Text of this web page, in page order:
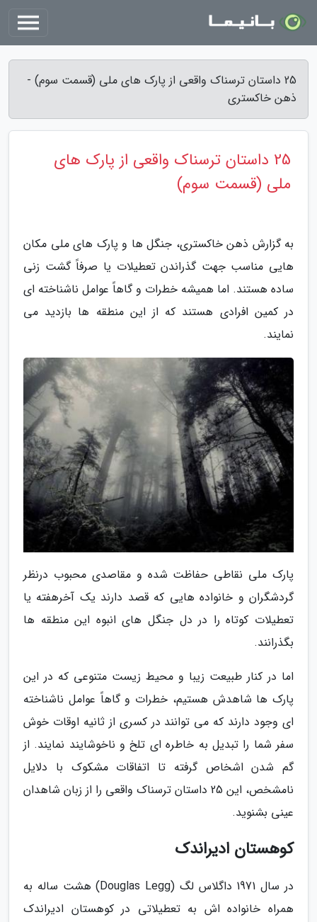
25 داستان ترسناک واقعی از پارک های ملی (قسمت سوم) -
ذهن خاکستری
25 داستان ترسناک واقعی از پارک های
ملی (قسمت سوم)
به گزارش ذهن خاکستری، جنگل ها و پارک های ملی مکان
هایی مناسب جهت گذراندن تعطیلات یا صرفاً گشت زنی
ساده هستند. اما همیشه خطرات و گاهاً عوامل ناشناخته ای
در کمین افرادی هستند که از این منطقه ها بازدید می
نمایند.
پارک ملی نقاطی حفاظت شده و مقاصدی محبوب درنظر
گردشگران و خانواده هایی که قصد دارند یک آخرهفته یا
تعطیلات کوتاه را در دل جنگل های انبوه این منطقه ها
بگذرانند.
اما در کنار طبیعت زیبا و محیط زیست متنوعی که در این
پارک ها شاهدش هستیم، خطرات و گاهاً عوامل ناشناخته
ای وجود دارند که می توانند در کسری از ثانیه اوقات خوش
سفر شما را تبدیل به خاطره ای تلخ و ناخوشایند نمایند. از
گم شدن اشخاص گرفته تا اتفاقات مشکوک با دلایل
نامشخص، این 25 داستان ترسناک واقعی را از زبان شاهدان
عینی بشنوید.
کوهستان ادیراندک
در سال 1971 داگلاس لگ (Douglas Legg) هشت ساله به
همراه خانواده اش به تعطیلاتی در کوهستان ادیراندک